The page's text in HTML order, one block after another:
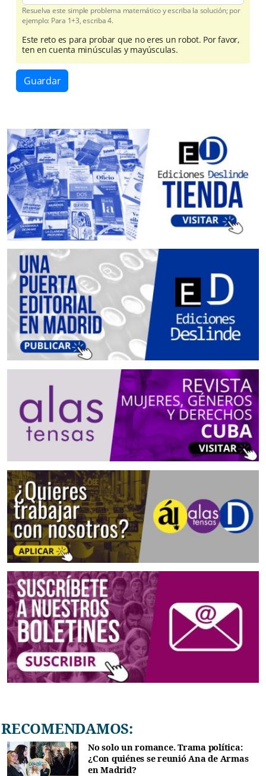
Resuelva este simple problema matemático y escriba la solución; por
ejemplo: Para 1+3, escriba 4.
Este reto es para probar que no eres un robot. Por favor,
ten en cuenta minúsculas y mayúsculas.
Guardar
RECOMENDAMOS:
No solo un romance. Trama política:
¿Con quiénes se reunió Ana de Armas
en Madrid?